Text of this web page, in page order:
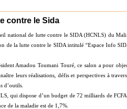
contre le Sida
national de lutte contre le SIDA (HCNLS) du Mali
de la lutte contre le SIDA intitulé “Espace Info
Amadou Toumani Touré, ce salon a pour
leurs réalisations, défis et perspectives à
d’outils.
qui dispose d’un budget de 72 milliards de
de la maladie est de 1,7%.